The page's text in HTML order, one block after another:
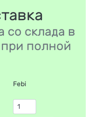
со склада в
полной
Febi